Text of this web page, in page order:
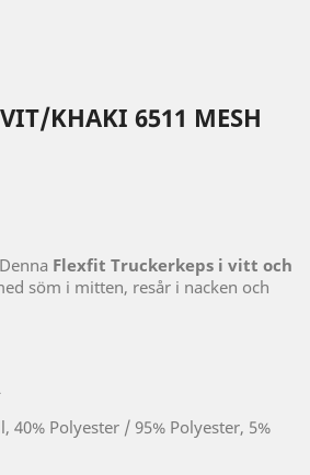
KHAKI 6511 MESH
Flexfit Truckerkeps i vitt och
söm i mitten, resår i nacken och
40% Polyester / 95% Polyester, 5%